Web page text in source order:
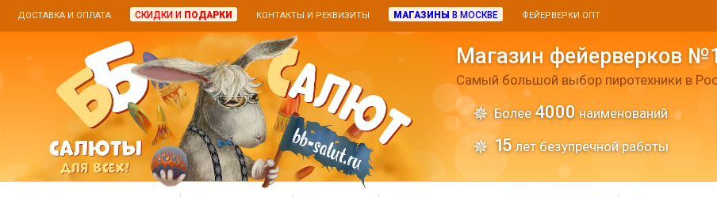
ДОСТАВКА И ОПЛАТА СКИДКИ И ПОДАРКИ КОНТАКТЫ И РЕКВИЗИТЫ МАГАЗИНЫ В МОСКВЕ ФЕЙЕРВЕРКИ ОПТ
Магазин фейерверков
Самый большой выбор пиротехники в
Более 4000 наименований
15 лет безупречной работы